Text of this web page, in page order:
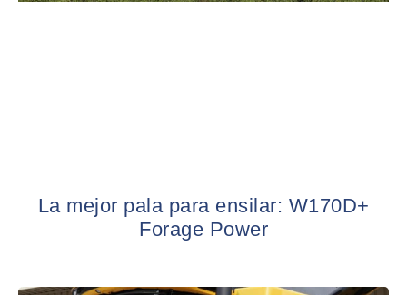
La mejor pala para ensilar: W170D+
Forage Power